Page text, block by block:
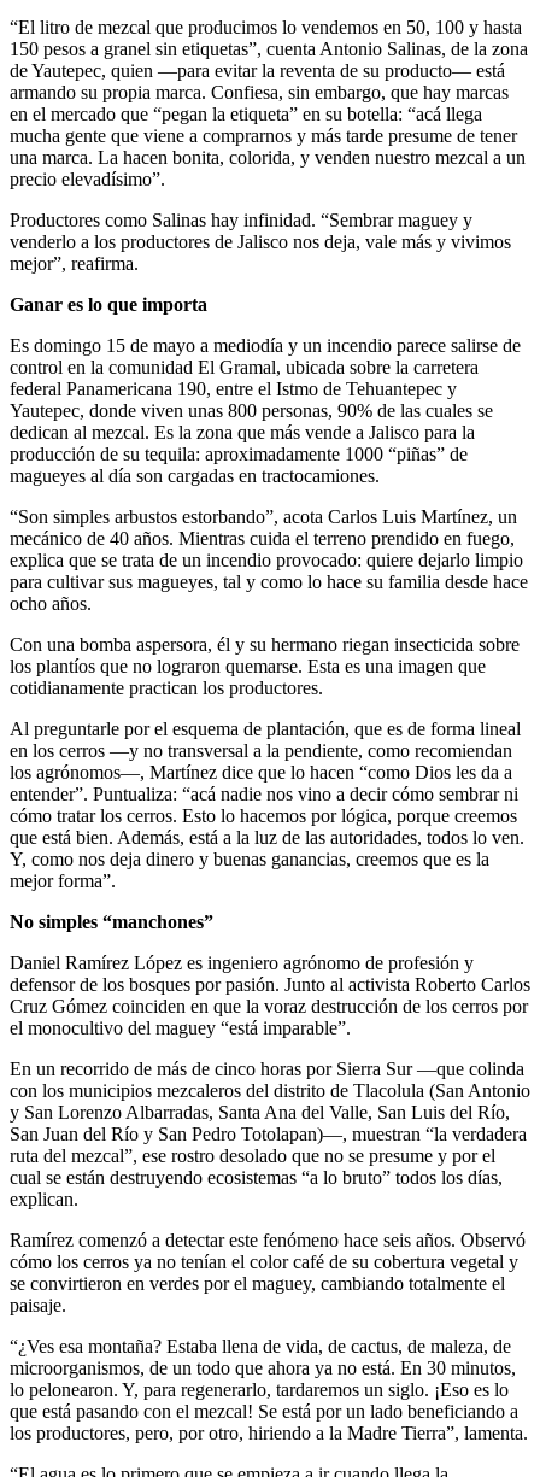
“El litro de mezcal que producimos lo vendemos en 50, 100 y hasta
150 pesos a granel sin etiquetas”, cuenta Antonio Salinas, de la zona
de Yautepec, quien —para evitar la reventa de su producto— está
armando su propia marca. Confiesa, sin embargo, que hay marcas
en el mercado que “pegan la etiqueta” en su botella: “acá llega
mucha gente que viene a comprarnos y más tarde presume de tener
una marca. La hacen bonita, colorida, y venden nuestro mezcal a un
precio elevadísimo”.
Productores como Salinas hay infinidad. “Sembrar maguey y
venderlo a los productores de Jalisco nos deja, vale más y vivimos
mejor”, reafirma.
Ganar es lo que importa
Es domingo 15 de mayo a mediodía y un incendio parece salirse de
control en la comunidad El Gramal, ubicada sobre la carretera
federal Panamericana 190, entre el Istmo de Tehuantepec y
Yautepec, donde viven unas 800 personas, 90% de las cuales se
dedican al mezcal. Es la zona que más vende a Jalisco para la
producción de su tequila: aproximadamente 1000 “piñas” de
magueyes al día son cargadas en tractocamiones.
“Son simples arbustos estorbando”, acota Carlos Luis Martínez, un
mecánico de 40 años. Mientras cuida el terreno prendido en fuego,
explica que se trata de un incendio provocado: quiere dejarlo limpio
para cultivar sus magueyes, tal y como lo hace su familia desde hace
ocho años.
Con una bomba aspersora, él y su hermano riegan insecticida sobre
los plantíos que no lograron quemarse. Esta es una imagen que
cotidianamente practican los productores.
Al preguntarle por el esquema de plantación, que es de forma lineal
en los cerros —y no transversal a la pendiente, como recomiendan
los agrónomos—, Martínez dice que lo hacen “como Dios les da a
entender”. Puntualiza: “acá nadie nos vino a decir cómo sembrar ni
cómo tratar los cerros. Esto lo hacemos por lógica, porque creemos
que está bien. Además, está a la luz de las autoridades, todos lo ven.
Y, como nos deja dinero y buenas ganancias, creemos que es la
mejor forma”.
No simples “manchones”
Daniel Ramírez López es ingeniero agrónomo de profesión y
defensor de los bosques por pasión. Junto al activista Roberto Carlos
Cruz Gómez coinciden en que la voraz destrucción de los cerros por
el monocultivo del maguey “está imparable”.
En un recorrido de más de cinco horas por Sierra Sur —que colinda
con los municipios mezcaleros del distrito de Tlacolula (San Antonio
y San Lorenzo Albarradas, Santa Ana del Valle, San Luis del Río,
San Juan del Río y San Pedro Totolapan)—, muestran “la verdadera
ruta del mezcal”, ese rostro desolado que no se presume y por el
cual se están destruyendo ecosistemas “a lo bruto” todos los días,
explican.
Ramírez comenzó a detectar este fenómeno hace seis años. Observó
cómo los cerros ya no tenían el color café de su cobertura vegetal y
se convirtieron en verdes por el maguey, cambiando totalmente el
paisaje.
“¿Ves esa montaña? Estaba llena de vida, de cactus, de maleza, de
microorganismos, de un todo que ahora ya no está. En 30 minutos,
lo pelonearon. Y, para regenerarlo, tardaremos un siglo. ¡Eso es lo
que está pasando con el mezcal! Se está por un lado beneficiando a
los productores, pero, por otro, hiriendo a la Madre Tierra”, lamenta.